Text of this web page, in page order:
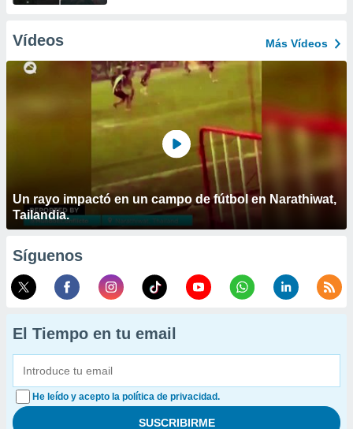
Vídeos Más Vídeos
Un rayo impactó en un campo de fútbol en Narathiwat,
Tailandia.
Síguenos
El Tiempo en tu email
He leído y acepto la política de privacidad.